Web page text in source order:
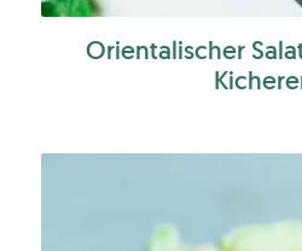
Orientalischer